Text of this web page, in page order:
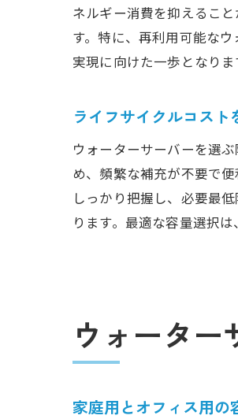
ネルギー消費を抑えるこ
す。特に、再利用可能な
実現に向けた一歩となり
ライフサイクルコス
ウォーターサーバーを選
め、頻繁な補充が不要で
しっかり把握し、必要最
ります。最適な容量選択
ウォータ
家庭用とオフィス用の